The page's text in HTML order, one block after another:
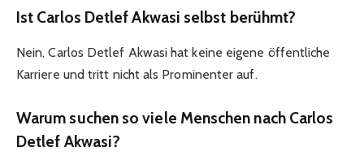
Ist Carlos Detlef Akwasi selbst berühmt?
Nein, Carlos Detlef Akwasi hat keine eigene öffentliche
Karriere und tritt nicht als Prominenter auf.
Warum suchen so viele Menschen nach Carlos
Detlef Akwasi?